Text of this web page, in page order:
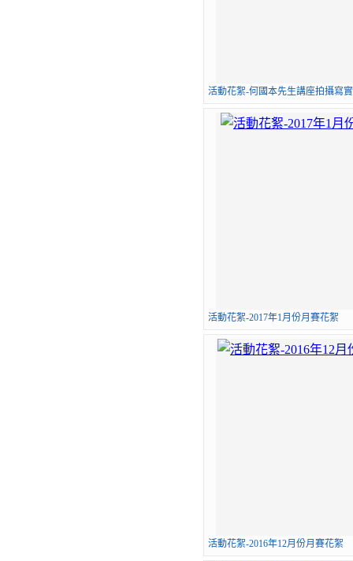
活動花絮-何國本先生講座拍攝寫
活動花絮-2017年1月份月賽花絮
活動花絮-2016年12月份月賽花絮